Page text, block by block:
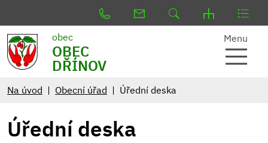
obec
OBEC
DŘÍNOV
Menu
Na úvod Obecní úřad Úřední deska
Úřední deska